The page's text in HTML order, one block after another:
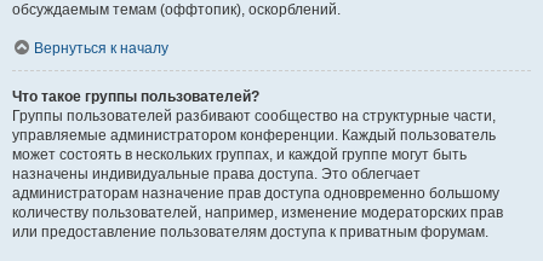
обсуждаемым темам (оффтопик), оскорблений.
Вернуться к началу
Что такое группы пользователей?
Группы пользователей разбивают сообщество на структурные части,
управляемые администратором конференции. Каждый пользователь
может состоять в нескольких группах, и каждой группе могут быть
назначены индивидуальные права доступа. Это облегчает
администраторам назначение прав доступа одновременно большому
количеству пользователей, например, изменение модераторских прав
или предоставление пользователям доступа к приватным форумам.